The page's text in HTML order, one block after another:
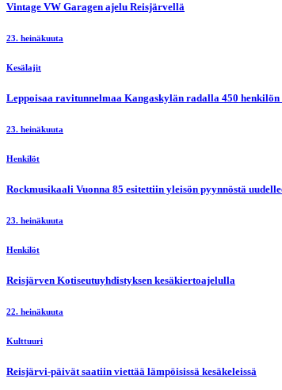
Vintage VW Garagen ajelu Reisjärvellä
23. heinäkuuta
Kesälajit
Leppoisaa ravitunnelmaa Kangaskylän radalla 450
23. heinäkuuta
Henkilöt
Rockmusikaali Vuonna 85 esitettiin yleisön pyynnöstä
23. heinäkuuta
Henkilöt
Reisjärven Kotiseutuyhdistyksen kesäkiertoajelulla
22. heinäkuuta
Kulttuuri
Reisjärvi-päivät saatiin viettää lämpöisissä kesäkeleissä